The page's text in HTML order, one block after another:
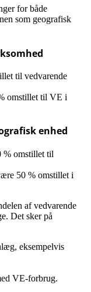
for både
som geografisk
til vedvarende
omstillet til VE i
enhed
% omstillet til
50 % omstillet i
af vedvarende
Det sker på
eksempelvis
VE-forbrug.